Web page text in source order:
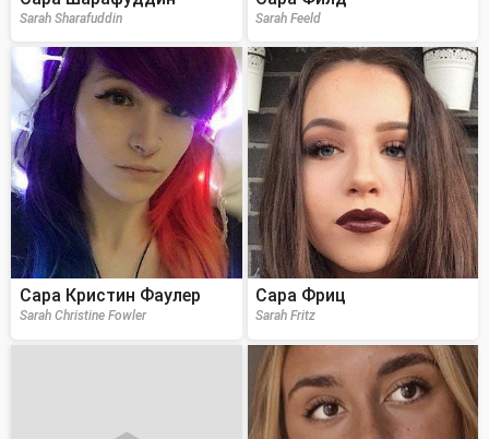
Sarah Sharafuddin Sarah Feeld
Сара Кристин Фаулер
Sarah Christine Fowler
Сара Фриц
Sarah Fritz